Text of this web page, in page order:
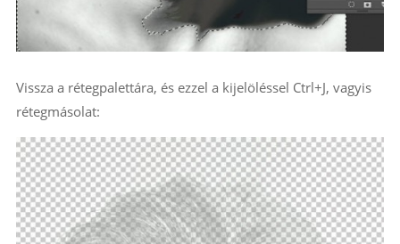
Vissza a rétegpalettára, és ezzel a kijelöléssel Ctrl+J, vagyis
rétegmásolat: